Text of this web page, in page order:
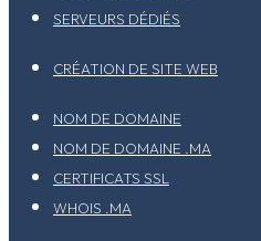
SERVEURS DÉDIÉS
CRÉATION DE SITE WEB
NOM DE DOMAINE
NOM DE DOMAINE .MA
CERTIFICATS SSL
WHOIS .MA